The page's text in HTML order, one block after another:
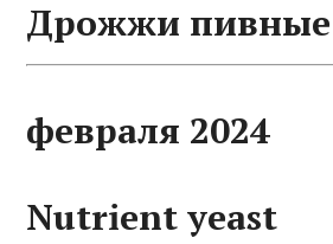
Дрожжи пивные
февраля 2024
Nutrient yeast